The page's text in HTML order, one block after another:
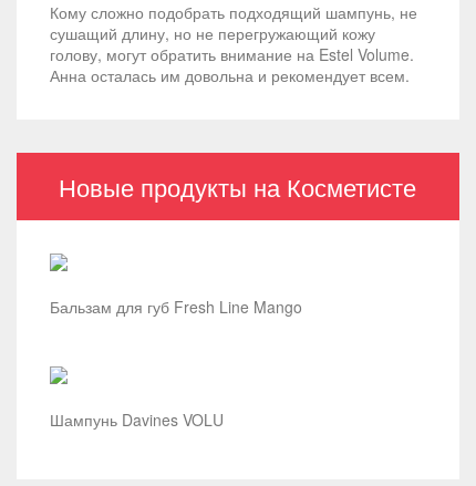
Кому сложно подобрать подходящий шампунь, не
сушащий длину, но не перегружающий кожу
голову, могут обратить внимание на Estel Volume.
Анна осталась им довольна и рекомендует всем.
Новые продукты на Косметисте
Бальзам для губ Fresh Line Mango
Шампунь Davines VOLU